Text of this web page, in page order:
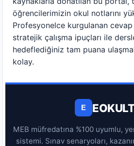
öğrencilerimizin okul notlarını
Profesyonelce kurgulanan cevap
stratejik çalışma ipuçları ile
hedeflediğiniz tam puana
kolay.
E
MEB müfredatına %100 uyumlu,
sistemi. Sınav senaryoları,